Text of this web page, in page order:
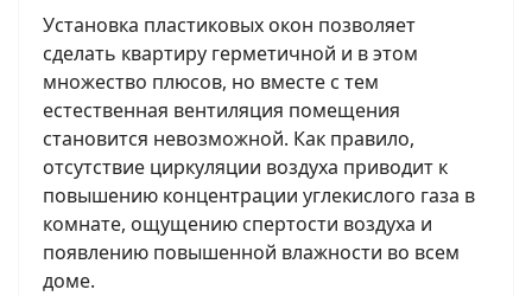
Установка пластиковых окон позволяет
сделать квартиру герметичной и в этом
множество плюсов, но вместе с тем
естественная вентиляция помещения
становится невозможной. Как правило,
отсутствие циркуляции воздуха приводит к
повышению концентрации углекислого газа в
комнате, ощущению спертости воздуха и
появлению повышенной влажности во всем
доме.